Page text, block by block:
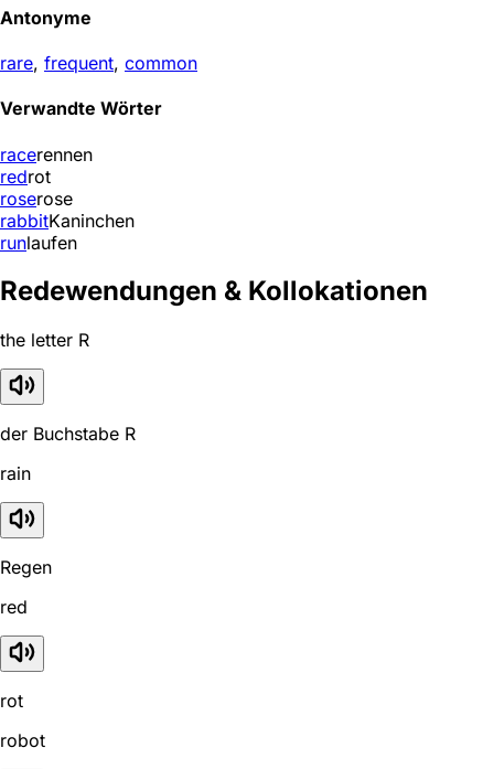
Antonyme
rare, frequent, common
Verwandte Wörter
racerennen
redrot
roserose
rabbitKaninchen
runlaufen
Redewendungen & Kollokationen
the letter R
der Buchstabe R
rain
Regen
red
rot
robot